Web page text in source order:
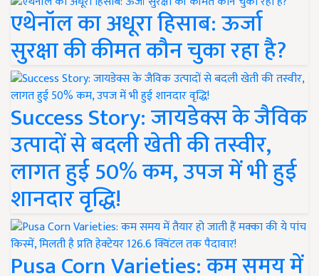
एथेनॉल का अधूरा हिसाब: ऊर्जा
सुरक्षा की कीमत कौन चुका रहा है?
Success Story: जायडेक्स के जैविक
उत्पादों से बदली खेती की तस्वीर,
लागत हुई 50% कम, उपज में भी हुई
शानदार वृद्धि!
Pusa Corn Varieties: कम समय में